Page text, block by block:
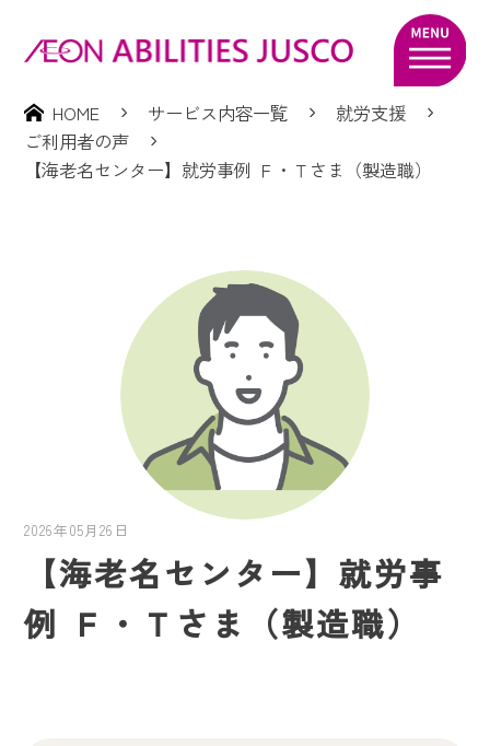
HOME サービス内容一覧
就労支援
ご利用者の声
【海老名センター】就労事例 Ｆ・Ｔさま（製造職）
2026年05月26日
【海老名センター】就労事
例 Ｆ・Ｔさま（製造職）